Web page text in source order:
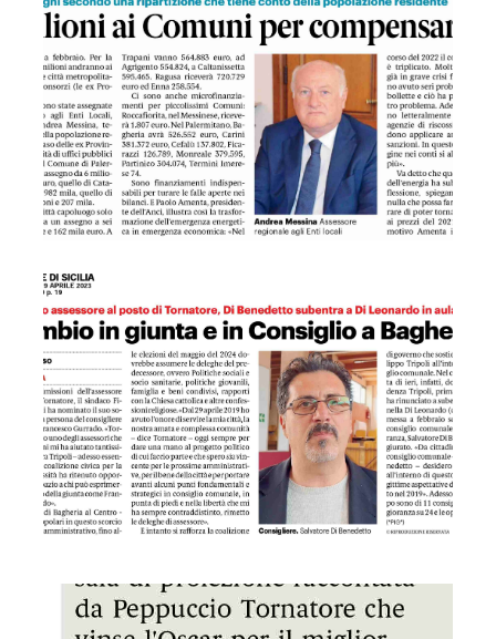
GDS 19/04/2023 Cambio in Giunta e Consiglio a Bagheria
GDS 19/04/2023 L' appello di Totò Cascio